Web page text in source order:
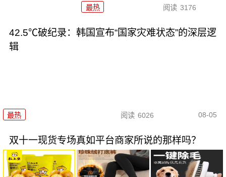
最热 阅读 3176
42.5℃破纪录：韩国宣布“国家灾难状态”的深层逻
辑
最热 阅读 6026 08-05
双十一现货专场真如平台商家所说的那样吗？